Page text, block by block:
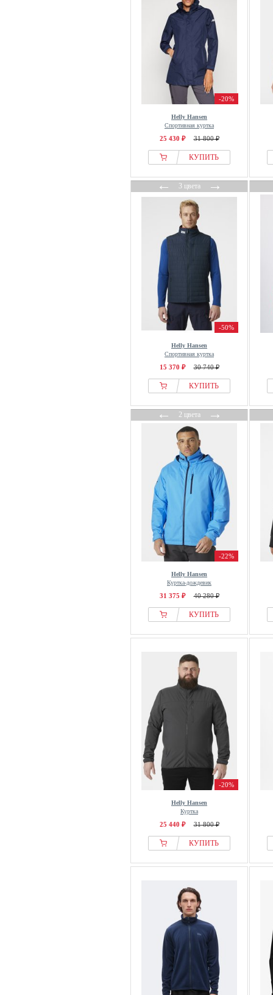
-20%
Helly Hansen
Спортивная куртка
25 430 ₽ 31 800 ₽
КУПИТЬ
←3 цвета→
-50%
Helly Hansen
Спортивная куртка
15 370 ₽ 30 740 ₽
КУПИТЬ
←2 цвета→
-22%
Helly Hansen
Куртка-дождевик
31 375 ₽ 40 280 ₽
КУПИТЬ
-20%
Helly Hansen
Куртка
25 440 ₽ 31 800 ₽
КУПИТЬ